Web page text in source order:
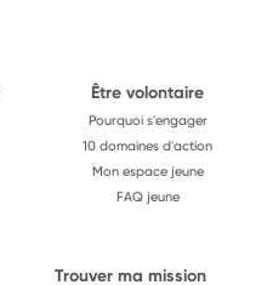
Être volontaire
Pourquoi s'engager
10 domaines d'action
Mon espace jeune
FAQ jeune
Trouver ma mission